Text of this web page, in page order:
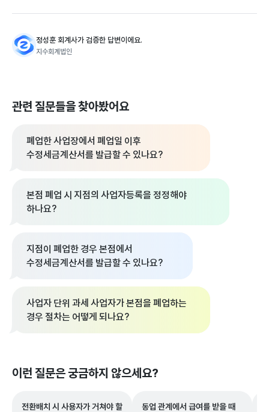
정성훈 회계사가 검증한 답변이에요.
지수회계법인
관련 질문들을 찾아봤어요
폐업한 사업장에서 폐업일 이후
수정세금계산서를 발급할 수 있나요?
본점 폐업 시 지점의 사업자등록을 정정해야
하나요?
지점이 폐업한 경우 본점에서
수정세금계산서를 발급할 수 있나요?
사업자 단위 과세 사업자가 본점을 폐업하는
경우 절차는 어떻게 되나요?
이런 질문은 궁금하지 않으세요?
전환배치 시 사용자가 거쳐야 할 동업 관계에서 급여를 받을 때